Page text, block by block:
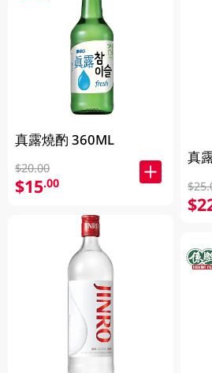
真露燒酌 360ML
$20.00
$15.00
真